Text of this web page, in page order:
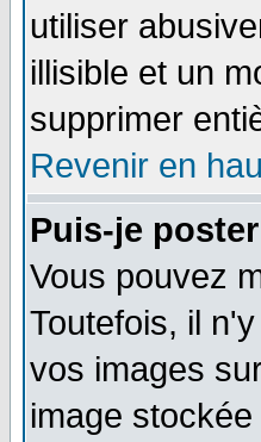
utiliser
illisible et un
supprimer
Revenir en
Puis-je
Vous pouvez
Toutefois, il
vos images
image